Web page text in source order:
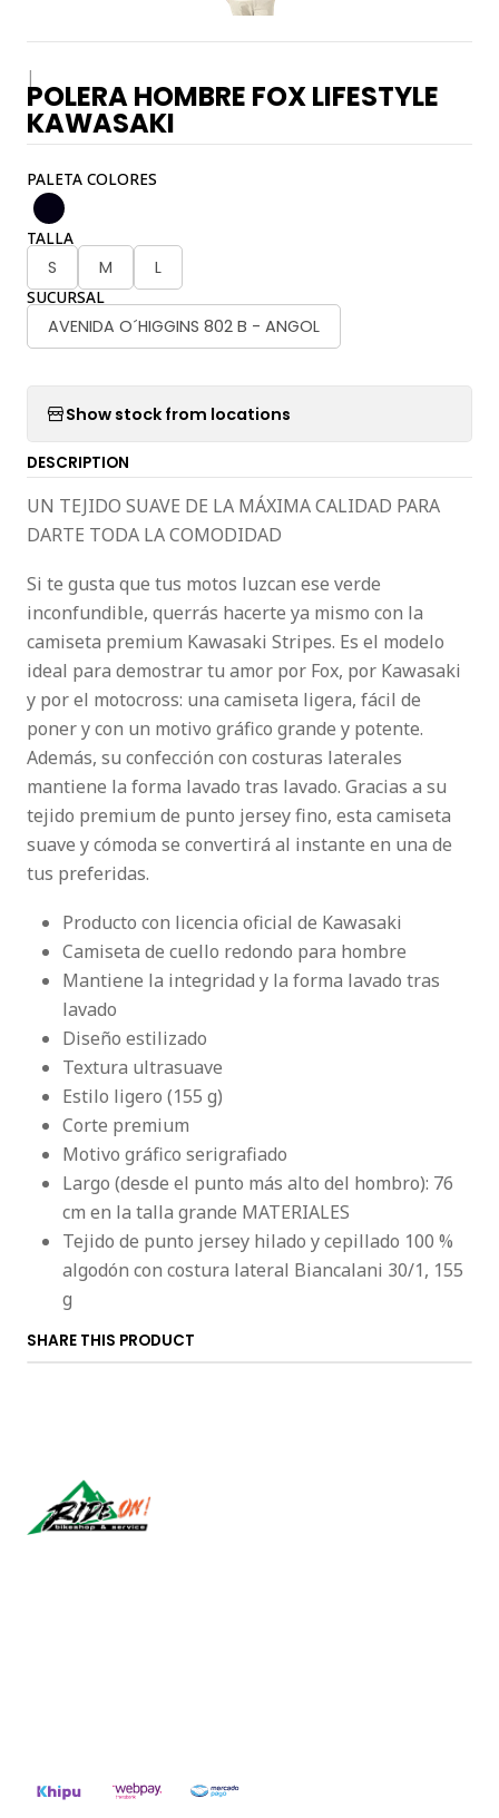
|
POLERA HOMBRE FOX LIFESTYLE
KAWASAKI
PALETA COLORES
TALLA
S M L
SUCURSAL
AVENIDA O´HIGGINS 802 B - ANGOL
Show stock from locations
DESCRIPTION
UN TEJIDO SUAVE DE LA MÁXIMA CALIDAD PARA
DARTE TODA LA COMODIDAD
Si te gusta que tus motos luzcan ese verde
inconfundible, querrás hacerte ya mismo con la
camiseta premium Kawasaki Stripes. Es el modelo
ideal para demostrar tu amor por Fox, por Kawasaki
y por el motocross: una camiseta ligera, fácil de
poner y con un motivo gráfico grande y potente.
Además, su confección con costuras laterales
mantiene la forma lavado tras lavado. Gracias a su
tejido premium de punto jersey fino, esta camiseta
suave y cómoda se convertirá al instante en una de
tus preferidas.
Producto con licencia oficial de Kawasaki
Camiseta de cuello redondo para hombre
Mantiene la integridad y la forma lavado tras
lavado
Diseño estilizado
Textura ultrasuave
Estilo ligero (155 g)
Corte premium
Motivo gráfico serigrafiado
Largo (desde el punto más alto del hombro): 76
cm en la talla grande MATERIALES
Tejido de punto jersey hilado y cepillado 100 %
algodón con costura lateral Biancalani 30/1, 155
g
SHARE THIS PRODUCT